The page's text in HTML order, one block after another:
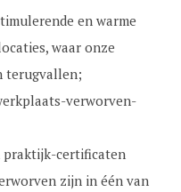
en warme
waar onze
terugvallen;
verworven-
certificaten
zijn in één van